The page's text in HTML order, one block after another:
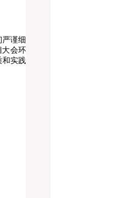
严谨细
大会环
和实践